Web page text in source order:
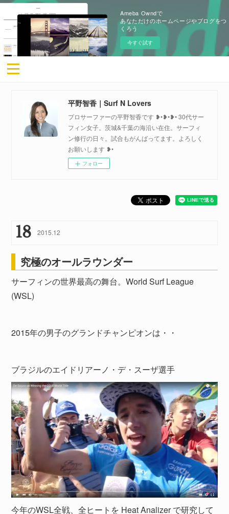
Ameba Owndで
あなただけのホームページやブログをつ
くろう
今すぐ試す
平野智香｜Surf N Lovers
プロサーファーの平野智香です ❥•❥•❥• 30代サー
フィン女子。茨城&千葉の海沿い在住。サーフィ
ン修行の日々。試合もがんばってます。よろしく
お願いします ❥•
フォロー
18 2015.12
究極のオールラウンダー
サーフィンの世界最高の舞台。World Surf League
(WSL)
2015年の男子のグランドチャンピオンは・・
ブラジルのエイドリアーノ・デ・スーザ選手
今年のWSL全戦、全ヒートを Heat Analizer で研究して